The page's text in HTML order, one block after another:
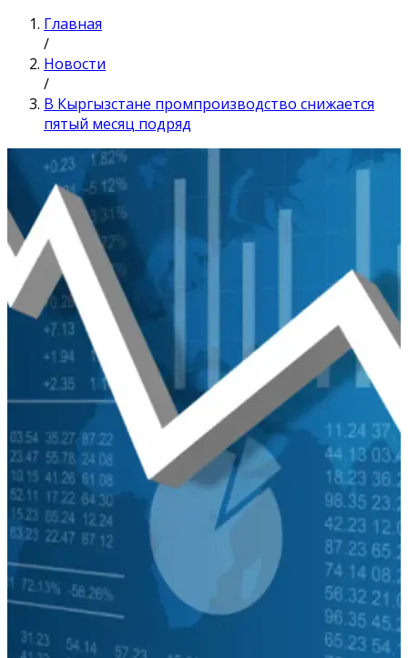
Главная
/
Новости
/
В Кыргызстане промпроизводство снижается
пятый месяц подряд